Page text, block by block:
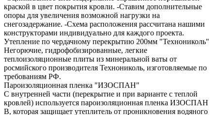
краской в цвет покрытия кровли. -Ставим дополнительные
опоры для увеличения возможной нагрузки на
снегозадержание. -Схема расположения рассчитана нашими
конструкторами индивидуально для каждого проекта.
Утепление по чердачному перекрытию 200мм "Технониколь"
Негорючие, гидрофобизированные, легкие
теплоизоляционные плиты из минеральной ваты от
росмийского производителя Технониколь, изготовляемые по
требованиям РФ.
Пароизоляционная пленка "ИЗОСПАН"
С внутренней части (перекрытие и при варианте с теплой
кровлей) используется пароизоляционная пленка ИЗОСПАН
В, которая защищает утеплитель от проникновения водяного